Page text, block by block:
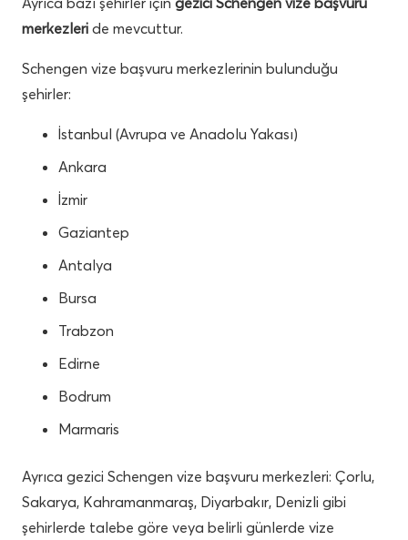
merkezleri de mevcuttur.
Schengen vize başvuru merkezlerinin bulunduğu
şehirler:
İstanbul (Avrupa ve Anadolu Yakası)
Ankara
İzmir
Gaziantep
Antalya
Bursa
Trabzon
Edirne
Bodrum
Marmaris
Ayrıca gezici Schengen vize başvuru merkezleri: Çorlu,
Sakarya, Kahramanmaraş, Diyarbakır, Denizli gibi
şehirlerde talebe göre veya belirli günlerde vize